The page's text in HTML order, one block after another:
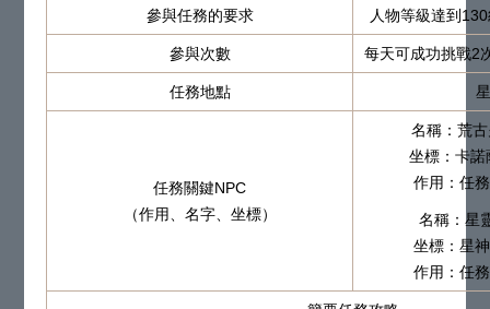
參與任務的要求 人物等級達到
參與次數 每天可成功挑戰2
任務地點
任務關鍵NPC
（作用、名字、坐標）
名稱：荒
坐標：卡
作用：任
名稱：星
坐標：星
作用：任